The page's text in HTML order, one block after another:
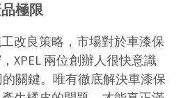
極限
改良策略，市場對於車漆保
XPEL 兩位創辦人很快意識
關鍵。唯有徹底解決車漆保